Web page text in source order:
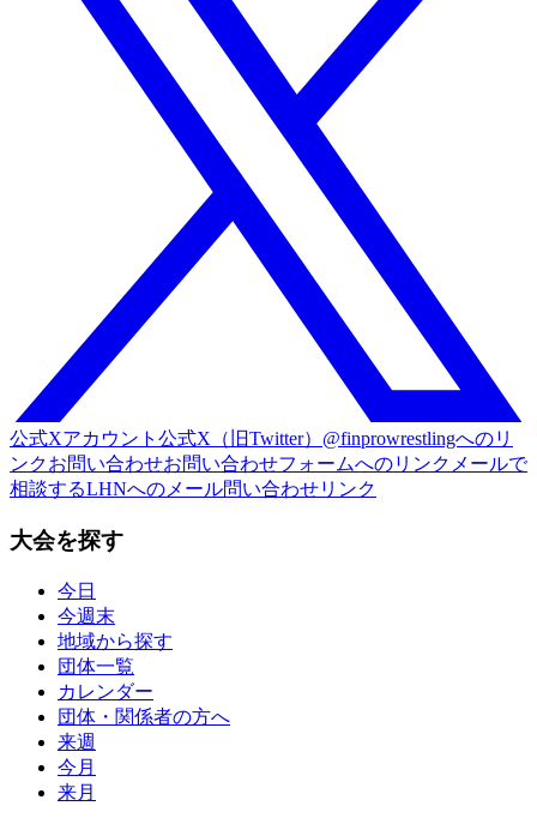
公式Xアカウント 公式X（旧Twitter）@finprowrestlingへのリ
ンクお問い合わせお問い合わせフォームへのリンク メールで
相談するLHNへのメール問い合わせリンク
大会を探す
今日
今週末
地域から探す
団体一覧
カレンダー
団体・関係者の方へ
来週
今月
来月